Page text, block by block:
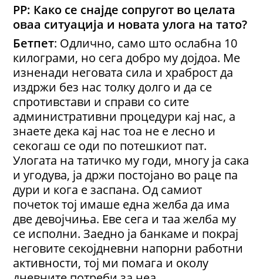
РР: Како се снајде сопругот во целата
оваа ситуација и новата улога на тато?
Бетпет: Одлично, само што ослабна 10
килограми, но сега добро му дојдоа. Ме
изненади неговата сила и храброст да
издржи без нас толку долго и да се
спротивстави и справи со сите
административни процедури кај нас, а
знаете дека кај нас тоа не е лесно и
секогаш се оди по потешкиот пат.
Улогата на татичко му годи, многу ја сака
и угодува, ја држи постојано во раце па
дури и кога е заспана. Од самиот
почеток тој имаше една желба да има
две девојчиња. Еве сега и таа желба му
се исполни. Заедно ја банкаме и покрај
неговите секојдневни напорни работни
активности, тој ми помага и околу